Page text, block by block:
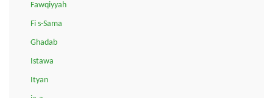
Fawqiyyah
Fi s-Sama
Ghadab
Istawa
Ityan